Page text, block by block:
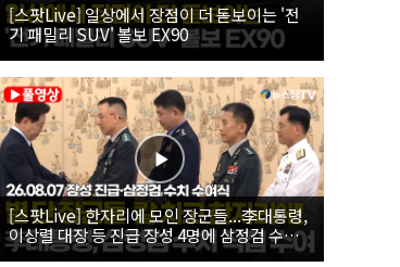
[스팟Live] 일상에서 장점이 더 돋보이는 '전
기 패밀리 SUV' 볼보 EX90
[스팟Live] 한자리에 모인 장군들...李대통령,
이상렬 대장 등 진급 장성 4명에 삼정검 수치
직접 수여｜26.08.07 장성 진급·삼정검 수치